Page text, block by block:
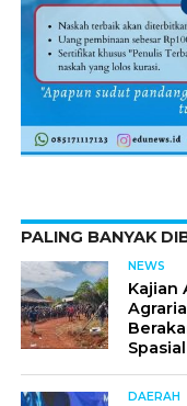
PALING BANYAK
NEWS
Kajian
DAERAH